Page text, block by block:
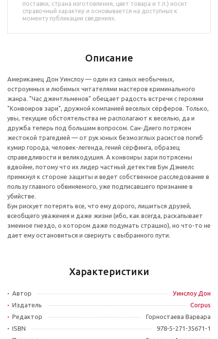
поставки, страна изготовления, цвет товара и т.п.) носит
справочный характер и основывается на доступных к
моменту публикации сведениях.
Описание
Американец Дон Уинслоу — один из самых необычных,
остроумных и любимых читателями мастеров криминального
жанра. "Час джентльменов" обещает радость встречи с героями
"Конвоиров зари", дружной компанией веселых сёрферов. Только,
увы, текущие обстоятельства не располагают к веселью, да и
дружба теперь под большим вопросом. Сан-Диего потрясен
жестокой трагедией — от рук юных безмозглых расистов погиб
кумир города, человек-легенда, гений сёрфинга, образец
справедливости и великодушия. А конвоиры зари потрясены
вдвойне, потому что их лидер частный детектив Бун Дэниелс
примкнул к стороне защиты и ведет собственное расследование в
пользу главного обвиняемого, уже подписавшего признание в
убийстве.
Бун рискует потерять все, что ему дорого, лишиться друзей,
всеобщего уважения и даже жизни (ибо, как всегда, раскапывает
змеиное гнездо, о котором даже подумать страшно), но что-то не
дает ему остановиться и свернуть с выбранного пути.
Характеристики
Автор
Уинслоу Дон
Издатель
Corpus
Редактор
Горностаева Варвара
ISBN
978-5-271-35671-1